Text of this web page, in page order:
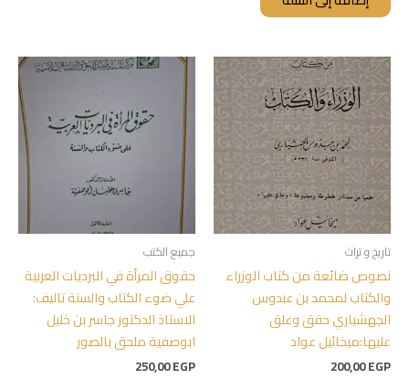
تاريخ و تراث
نصوص ضائعة من كتاب الوزراء
والكتاب لمحمد بن عبدوس
الجهشياري حقق وعلق
عليها:ميخائيل عواد
200,00EGP
جميع الكتب
حقوق المرأة في البرديات العربية
علي ضوء الكتاب والسنة تاليف:
الاستاذ الدكتور جاسر بن خليل
ابوصفية ملحق بالصور
250,00EGP